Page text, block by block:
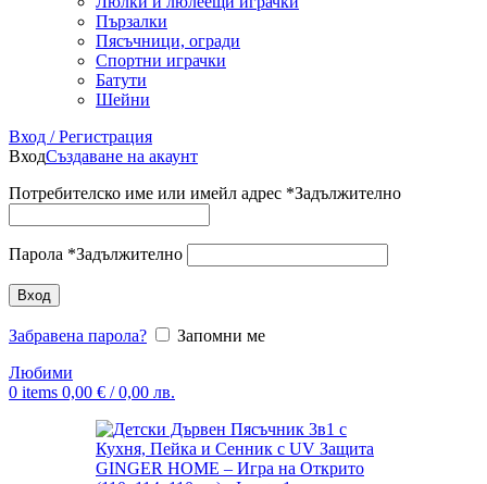
Пързалки
Пясъчници, огради
Спортни играчки
Батути
Шейни
Вход / Регистрация
ВходСъздаване на акаунт
Потребителско име или имейл адрес *Задължително
Парола *Задължително
Вход
Забравена парола?
Запомни ме
Любими
0 items 0,00 € / 0,00 лв.